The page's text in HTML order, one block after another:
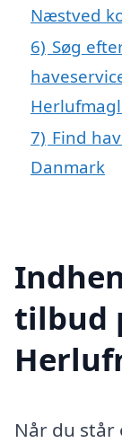
Næstved
6) Søg
7) Find
Danmark
tilbud
Når du